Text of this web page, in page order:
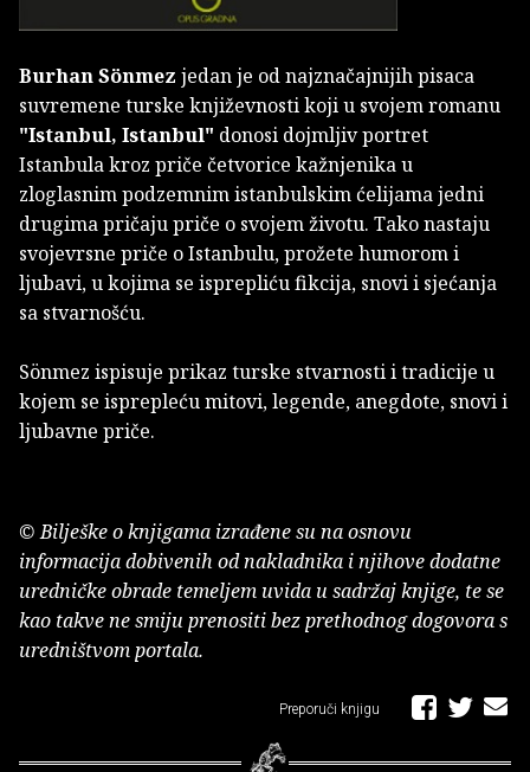
Burhan Sönmez jedan je od najznačajnijih pisaca
suvremene turske književnosti koji u svojem romanu
"Istanbul, Istanbul" donosi dojmljiv portret
Istanbula kroz priče četvorice kažnjenika u
zloglasnim podzemnim istanbulskim ćelijama jedni
drugima pričaju priče o svojem životu. Tako nastaju
svojevrsne priče o Istanbulu, prožete humorom i
ljubavi, u kojima se isprepliću fikcija, snovi i sjećanja
sa stvarnošću.
Sönmez ispisuje prikaz turske stvarnosti i tradicije u
kojem se isprepleću mitovi, legende, anegdote, snovi i
ljubavne priče.
© Bilješke o knjigama izrađene su na osnovu
informacija dobivenih od nakladnika i njihove dodatne
uredničke obrade temeljem uvida u sadržaj knjige, te se
kao takve ne smiju prenositi bez prethodnog dogovora s
uredništvom portala.
Preporuči knjigu